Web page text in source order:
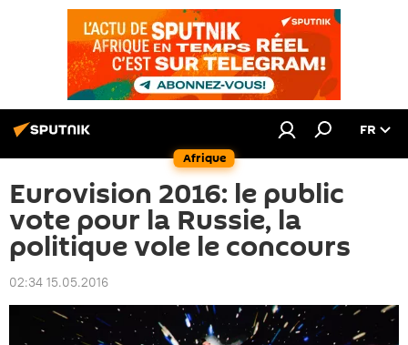
Afrique
FR
Eurovision 2016: le public
vote pour la Russie, la
politique vole le concours
02:34 15.05.2016